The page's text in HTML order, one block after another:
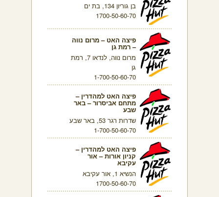
בן גוריון 134, בת ים
1700-50-60-70
פיצה האט – מרום נווה
– רמת גן
מרום נווה, לנדאו 7, רמת
גן
1-700-50-60-70
פיצה האט למהדרין –
מתחם אביסרור – באר
שבע
שדרות רגר 53, באר שבע
1-700-50-60-70
פיצה האט למהדרין –
קניון אורות – אור
עקיבא
הנשיא 1, אור עקיבא
1700-50-60-70